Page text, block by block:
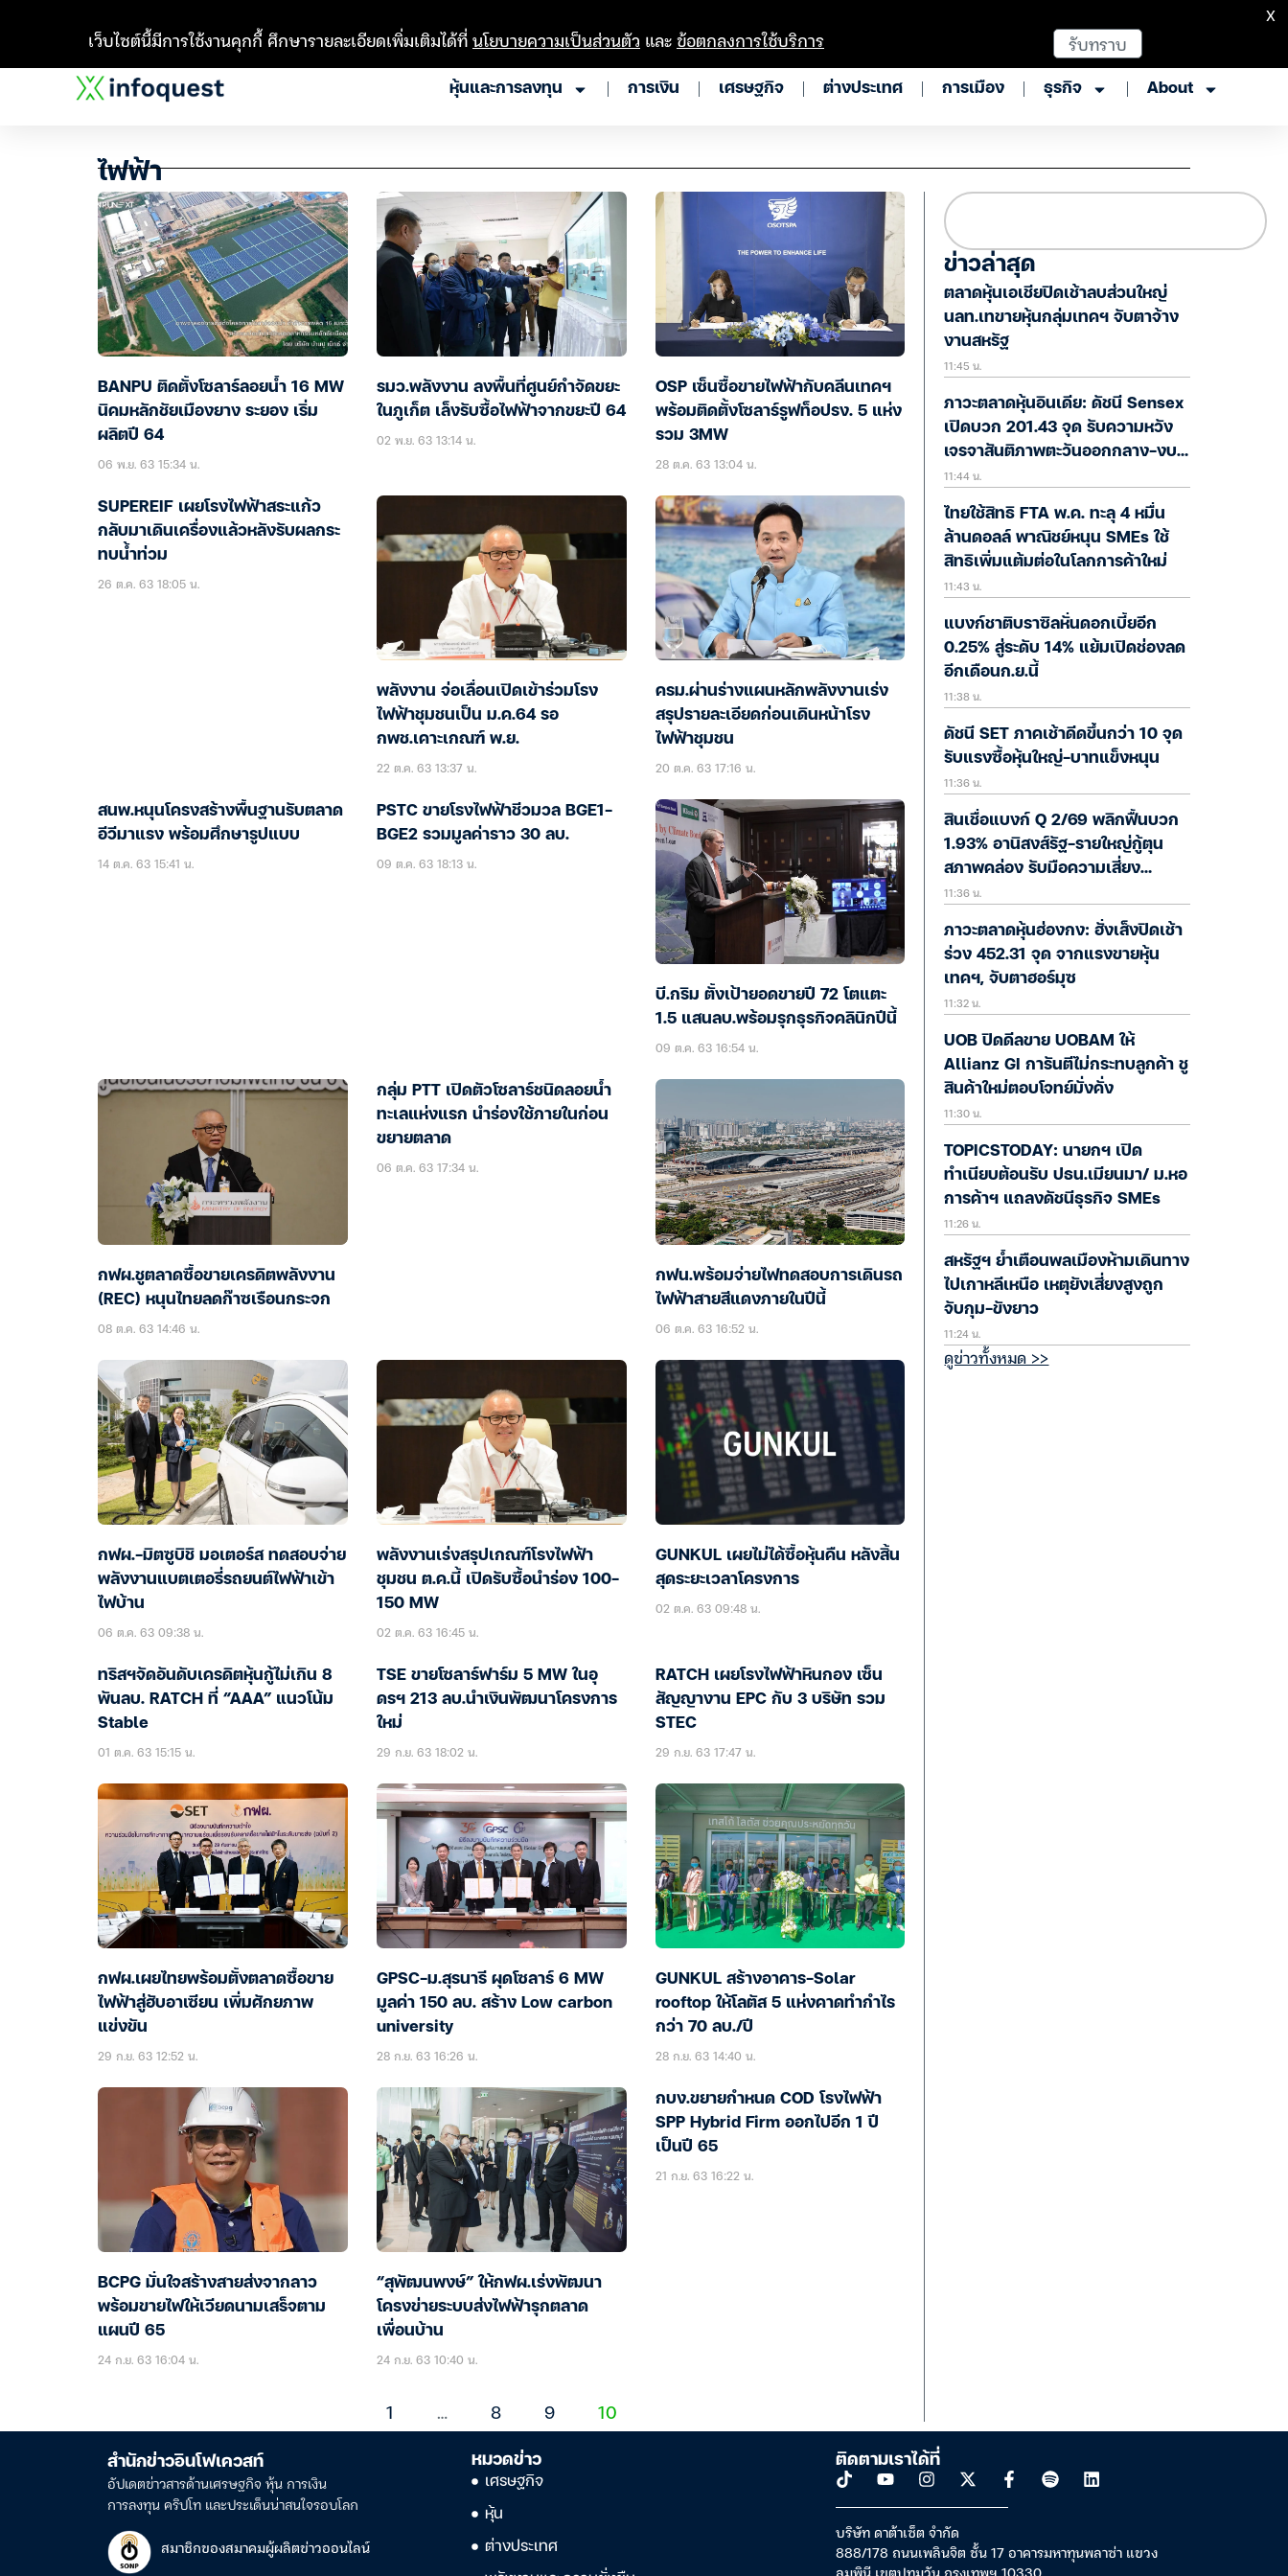
หุ้นและการลงทุน การเงิน เศรษฐกิจ ต่างประเทศ การเมือง ธุรกิจ About
ไฟฟ้า
BANPU ติดตั้งโซลาร์ลอยน้ำ 16 MW
นิคมหลักชัยเมืองยาง ระยอง เริ่ม
ผลิตปี 64
06 พ.ย. 63 15:34 น.
รมว.พลังงาน ลงพื้นที่ศูนย์กำจัดขยะ
ในภูเก็ต เล็งรับซื้อไฟฟ้าจากขยะปี 64
02 พ.ย. 63 13:14 น.
OSP เซ็นซื้อขายไฟฟ้ากับคลีนเทคฯ
พร้อมติดตั้งโซลาร์รูฟท็อปรง. 5 แห่ง
รวม 3MW
28 ต.ค. 63 13:04 น.
SUPEREIF เผยโรงไฟฟ้าสระแก้ว
กลับมาเดินเครื่องแล้วหลังรับผลกระ
ทบน้ำท่วม
26 ต.ค. 63 18:05 น.
พลังงาน จ่อเลื่อนเปิดเข้าร่วมโรง
ไฟฟ้าชุมชนเป็น ม.ค.64 รอ
กพช.เคาะเกณฑ์ พ.ย.
22 ต.ค. 63 13:37 น.
ครม.ผ่านร่างแผนหลักพลังงานเร่ง
สรุปรายละเอียดก่อนเดินหน้าโรง
ไฟฟ้าชุมชน
20 ต.ค. 63 17:16 น.
สนพ.หนุนโครงสร้างพื้นฐานรับตลาด
อีวีมาแรง พร้อมศึกษารูปแบบ
14 ต.ค. 63 15:41 น.
PSTC ขายโรงไฟฟ้าชีวมวล BGE1-
BGE2 รวมมูลค่าราว 30 ลบ.
09 ต.ค. 63 18:13 น.
บี.กริม ตั้งเป้ายอดขายปี 72 โตแตะ
1.5 แสนลบ.พร้อมรุกธุรกิจคลินิกปีนี้
09 ต.ค. 63 16:54 น.
กฟผ.ชูตลาดซื้อขายเครดิตพลังงาน
(REC) หนุนไทยลดก๊าซเรือนกระจก
08 ต.ค. 63 14:46 น.
กลุ่ม PTT เปิดตัวโซลาร์ชนิดลอยน้ำ
ทะเลแห่งแรก นำร่องใช้ภายในก่อน
ขยายตลาด
06 ต.ค. 63 17:34 น.
กฟน.พร้อมจ่ายไฟทดสอบการเดินรถ
ไฟฟ้าสายสีแดงภายในปีนี้
06 ต.ค. 63 16:52 น.
กฟผ.-มิตซูบิชิ มอเตอร์ส ทดสอบจ่าย
พลังงานแบตเตอรี่รถยนต์ไฟฟ้าเข้า
ไฟบ้าน
06 ต.ค. 63 09:38 น.
พลังงานเร่งสรุปเกณฑ์โรงไฟฟ้า
ชุมชน ต.ค.นี้ เปิดรับซื้อนำร่อง 100-
150 MW
02 ต.ค. 63 16:45 น.
GUNKUL เผยไม่ได้ซื้อหุ้นคืน หลังสิ้น
สุดระยะเวลาโครงการ
02 ต.ค. 63 09:48 น.
ทริสฯจัดอันดับเครดิตหุ้นกู้ไม่เกิน 8
พันลบ. RATCH ที่ “AAA” แนวโน้ม
Stable
01 ต.ค. 63 15:15 น.
TSE ขายโซลาร์ฟาร์ม 5 MW ในอุ
ดรฯ 213 ลบ.นำเงินพัฒนาโครงการ
ใหม่
29 ก.ย. 63 18:02 น.
RATCH เผยโรงไฟฟ้าหินกอง เซ็น
สัญญางาน EPC กับ 3 บริษัท รวม
STEC
29 ก.ย. 63 17:47 น.
กฟผ.เผยไทยพร้อมตั้งตลาดซื้อขาย
ไฟฟ้าสู่ฮับอาเซียน เพิ่มศักยภาพ
แข่งขัน
29 ก.ย. 63 12:52 น.
GPSC-ม.สุรนารี ผุดโซลาร์ 6 MW
มูลค่า 150 ลบ. สร้าง Low carbon
university
28 ก.ย. 63 16:26 น.
GUNKUL สร้างอาคาร-Solar
rooftop ให้โลตัส 5 แห่งคาดทำกำไร
กว่า 70 ลบ./ปี
28 ก.ย. 63 14:40 น.
BCPG มั่นใจสร้างสายส่งจากลาว
พร้อมขายไฟให้เวียดนามเสร็จตาม
แผนปี 65
24 ก.ย. 63 16:04 น.
“สุพัฒนพงษ์” ให้กฟผ.เร่งพัฒนา
โครงข่ายระบบส่งไฟฟ้ารุกตลาด
เพื่อนบ้าน
24 ก.ย. 63 10:40 น.
กบง.ขยายกำหนด COD โรงไฟฟ้า
SPP Hybrid Firm ออกไปอีก 1 ปี
เป็นปี 65
21 ก.ย. 63 16:22 น.
1 … 8 9 10
ข่าวล่าสุด
ตลาดหุ้นเอเชียปิดเช้าลบส่วนใหญ่
นลท.เทขายหุ้นกลุ่มเทคฯ จับตาจ้าง
งานสหรัฐ
11:45 น.
ภาวะตลาดหุ้นอินเดีย: ดัชนี Sensex
เปิดบวก 201.43 จุด รับความหวัง
เจรจาสันติภาพตะวันออกกลาง-งบ
Q2 สดใส
11:44 น.
ไทยใช้สิทธิ FTA พ.ค. ทะลุ 4 หมื่น
ล้านดอลล์ พาณิชย์หนุน SMEs ใช้
สิทธิเพิ่มแต้มต่อในโลกการค้าใหม่
11:43 น.
แบงก์ชาติบราซิลหั่นดอกเบี้ยอีก
0.25% สู่ระดับ 14% แย้มเปิดช่องลด
อีกเดือนก.ย.นี้
11:38 น.
ดัชนี SET ภาคเช้าดีดขึ้นกว่า 10 จุด
รับแรงซื้อหุ้นใหญ่-บาทแข็งหนุน
11:36 น.
สินเชื่อแบงก์ Q 2/69 พลิกฟื้นบวก
1.93% อานิสงส์รัฐ-รายใหญ่กู้ตุน
สภาพคล่อง รับมือความเสี่ยง
ตอ.กลาง ส่วน SME-รายย่อย ยังซึม
11:36 น.
ภาวะตลาดหุ้นฮ่องกง: ฮั่งเส็งปิดเช้า
ร่วง 452.31 จุด จากแรงขายหุ้น
เทคฯ, จับตาฮอร์มุซ
11:32 น.
UOB ปิดดีลขาย UOBAM ให้
Allianz GI การันตีไม่กระทบลูกค้า ชู
สินค้าใหม่ตอบโจทย์มั่งคั่ง
11:30 น.
TOPICSTODAY: นายกฯ เปิด
ทำเนียบต้อนรับ ปธน.เมียนมา/ ม.หอ
การค้าฯ แถลงดัชนีธุรกิจ SMEs
11:26 น.
สหรัฐฯ ย้ำเตือนพลเมืองห้ามเดินทาง
ไปเกาหลีเหนือ เหตุยังเสี่ยงสูงถูก
จับกุม-ขังยาว
11:24 น.
ดูข่าวทั้งหมด >>
สำนักข่าวอินโฟเควสท์
อัปเดตข่าวสารด้านเศรษฐกิจ หุ้น การเงิน
การลงทุน คริปโท และประเด็นน่าสนใจรอบโลก
สมาชิกของสมาคมผู้ผลิตข่าวออนไลน์
หมวดข่าว
เศรษฐกิจ
หุ้น
ต่างประเทศ
ติดตามเราได้ที่
บริษัท ดาต้าเซ็ต จำกัด
888/178 ถนนเพลินจิต ชั้น 17 อาคารมหาทุนพลาซ่า แขวง
เว็บไซต์นี้มีการใช้งานคุกกี้ ศึกษารายละเอียดเพิ่มเติมได้ที่นโยบายความเป็นส่วนตัว และข้อตกลงการใช้บริการ รับทราบ
X